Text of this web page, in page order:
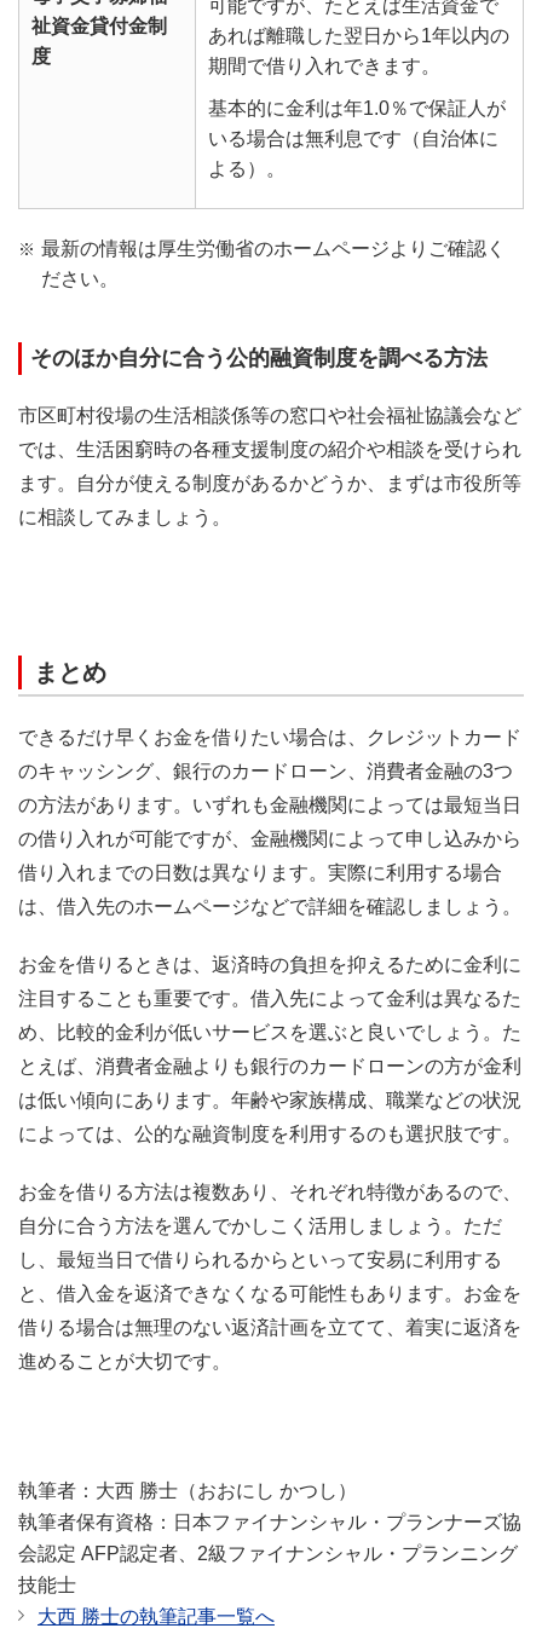
祉資金貸付金制
度
可能ですが、たとえば生活資金で
あれば離職した翌日から1年以内の
期間で借り入れできます。
基本的に金利は年1.0％で保証人が
いる場合は無利息です（自治体に
よる）。
最新の情報は厚生労働省のホームページよりご確認く
ださい。
そのほか自分に合う公的融資制度を調べる方法
市区町村役場の生活相談係等の窓口や社会福祉協議会など
では、生活困窮時の各種支援制度の紹介や相談を受けられ
ます。自分が使える制度があるかどうか、まずは市役所等
に相談してみましょう。
まとめ
できるだけ早くお金を借りたい場合は、クレジットカード
のキャッシング、銀行のカードローン、消費者金融の3つ
の方法があります。いずれも金融機関によっては最短当日
の借り入れが可能ですが、金融機関によって申し込みから
借り入れまでの日数は異なります。実際に利用する場合
は、借入先のホームページなどで詳細を確認しましょう。
お金を借りるときは、返済時の負担を抑えるために金利に
注目することも重要です。借入先によって金利は異なるた
め、比較的金利が低いサービスを選ぶと良いでしょう。た
とえば、消費者金融よりも銀行のカードローンの方が金利
は低い傾向にあります。年齢や家族構成、職業などの状況
によっては、公的な融資制度を利用するのも選択肢です。
お金を借りる方法は複数あり、それぞれ特徴があるので、
自分に合う方法を選んでかしこく活用しましょう。ただ
し、最短当日で借りられるからといって安易に利用する
と、借入金を返済できなくなる可能性もあります。お金を
借りる場合は無理のない返済計画を立てて、着実に返済を
進めることが大切です。
執筆者：大西 勝士（おおにし かつし）
執筆者保有資格：日本ファイナンシャル・プランナーズ協
会認定 AFP認定者、2級ファイナンシャル・プランニング
技能士
大西 勝士の執筆記事一覧へ